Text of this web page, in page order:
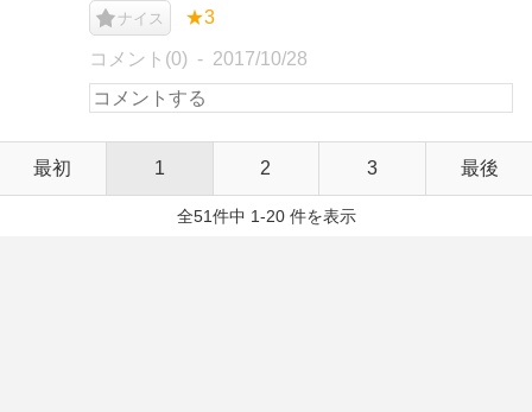
ナイス ★3
コメント(0) 2017/10/28
最初 1 2 3 最後
全51件中 1-20 件を表示